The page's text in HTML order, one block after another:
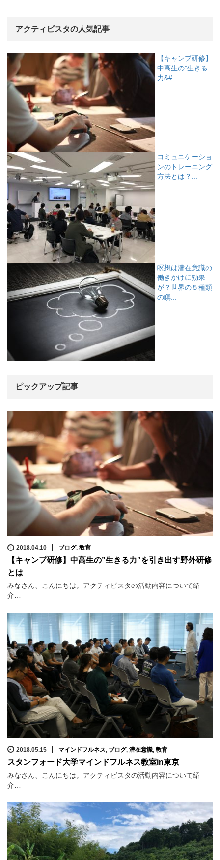
アクティビスタの人気記事
【キャンプ研修】
中高生の”生きる
力&#...
コミュニケーショ
ンのトレーニング
方法とは？...
瞑想は潜在意識の
働きかけに効果
が？世界の５種類
の瞑...
ピックアップ記事
2018.04.10 ブログ, 教育
【キャンプ研修】中高生の”生きる力”を引き出す野外研修
とは
みなさん、こんにちは。アクティビスタの活動内容について紹
介…
2018.05.15 マインドフルネス, ブログ, 潜在意識, 教育
スタンフォード大学マインドフルネス教室in東京
みなさん、こんにちは。アクティビスタの活動内容について紹
介…